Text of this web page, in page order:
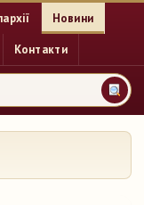
Новини
Контакти